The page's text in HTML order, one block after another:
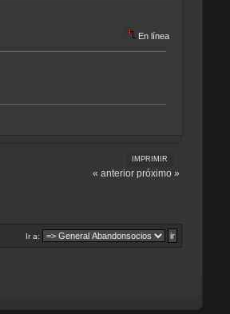
En línea
IMPRIMIR
« anterior próximo »
Ir a: